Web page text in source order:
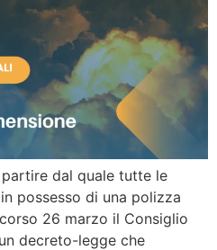
dal quale tutte le
possesso di una polizza
26 marzo il Consiglio
decreto-legge che